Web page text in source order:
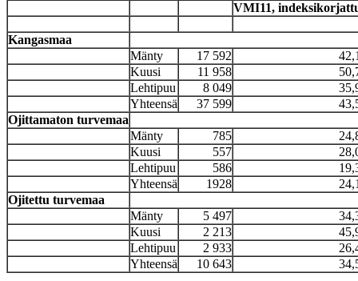
VMI11,
Kangasmaa
Mänty
17 592
Kuusi
11 958
Lehtipuu
8 049
Yhteensä
37 599
Ojittamaton turvemaa
Mänty
785
Kuusi
557
Lehtipuu
586
Yhteensä
1928
Ojitettu turvemaa
Mänty
5 497
Kuusi
2 213
Lehtipuu
2 933
Yhteensä
10 643